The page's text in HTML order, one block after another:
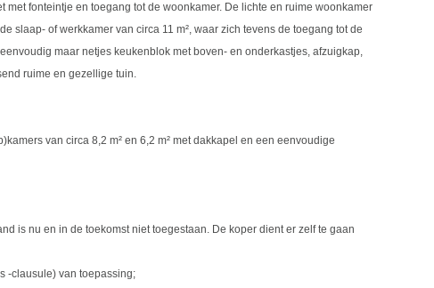
met fonteintje en toegang tot de woonkamer. De lichte en ruime woonkamer
slaap- of werkkamer van circa 11 m², waar zich tevens de toegang tot de
maar netjes keukenblok met boven- en onderkastjes, afzuigkap,
ruime en gezellige tuin.
van circa 8,2 m² en 6,2 m² met dakkapel en een eenvoudige
is nu en in de toekomst niet toegestaan. De koper dient er zelf te gaan
-clausule) van toepassing;